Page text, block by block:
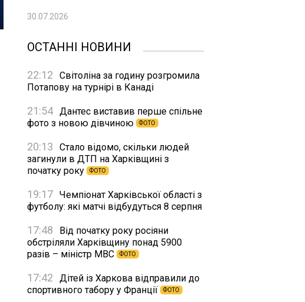
30.07.2026
ОСТАННІ НОВИНИ
22:12
Світоліна за годину розгромила
Потапову на турнірі в Канаді
21:54 Дантес виставив перше спільне
фото з новою дівчиною
ФОТО
20:13
Стало відомо, скільки людей
загинули в ДТП на Харківщині з
початку року
ФОТО
19:17 Чемпіонат Харківської області з
футболу: які матчі відбудуться 8 серпня
17:48
Від початку року росіяни
обстріляли Харківщину понад 5900
разів – міністр МВС
ФОТО
17:42
Дітей із Харкова відправили до
спортивного табору у Франції
ФОТО